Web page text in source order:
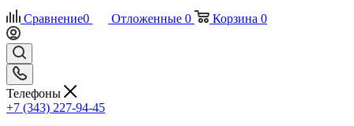
Сравнение0 Отложенные 0 Корзина 0
Телефоны
+7 (343) 227-94-45